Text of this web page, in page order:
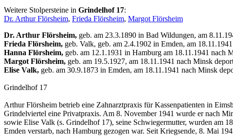
Weitere Stolpersteine in Grindelhof 17:
Dr. Arthur Flörsheim, Frieda Flörsheim, Margot Flörsheim
Dr. Arthur Flörsheim, geb. am 23.3.1890 in Bad Wildungen, am
Frieda Flörsheim, geb. Valk, geb. am 2.4.1902 in Emden, am
Hanna Flörsheim, geb. am 12.1.1931 in Hamburg am 18.11.1941 nach
Margot Flörsheim, geb. am 19.5.1927, am 18.11.1941 nach Minsk
Elise Valk, geb. am 30.9.1873 in Emden, am 18.11.1941 nach Minsk
Grindelhof 17
Arthur Flörsheim betrieb eine Zahnarztpraxis für Kassenpatienten in
Grindelviertel eine Privatpraxis. Am 8. November 1941 wurde er nach
sowie Elise Valk (s. Grindelhof 17), seine Schwiegermutter, wurden am
Emden verstarb, nach Hamburg gezogen war. Seit Kriegsende, 8. Mai